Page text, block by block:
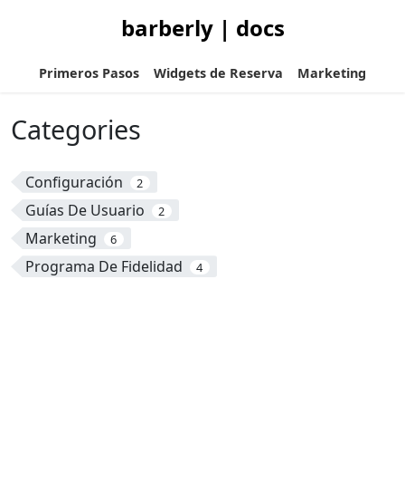
barberly | docs
Primeros Pasos Widgets de Reserva Marketing
Categories
Configuración 2
Guías De Usuario 2
Marketing 6
Programa De Fidelidad 4